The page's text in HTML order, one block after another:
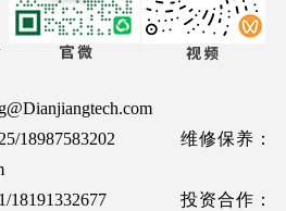
18987583202 维修保养：
18191332677 投资合作：